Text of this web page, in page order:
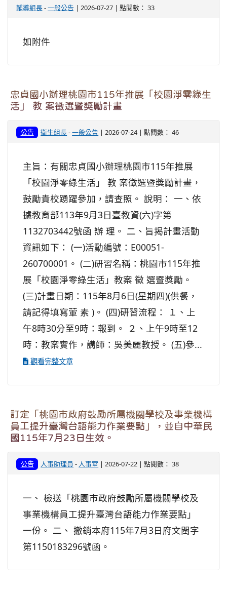
輔導組長-一般公告 | 2026-07-27 | 點閱數： 33
如附件
忠貞國小辦理桃園市115年推展「校園淨零綠生
活」 教 案徵選暨獎勵計畫
公告 衛生組長-一般公告 | 2026-07-24 | 點閱數： 46
主旨：有關忠貞國小辦理桃園市115年推展
「校園淨零綠生活」 教 案徵選暨獎勵計畫，
鼓勵貴校踴躍參加，請查照。 說明： 一、依
據教育部113年9月3日臺教資(六)字第
1132703442號函 辦 理。 二、旨揭計畫活動
資訊如下： (一)活動編號：E00051-
260700001。 (二)研習名稱：桃園市115年推
展「校園淨零綠生活」教案 徵 選暨獎勵。
(三)計畫日期：115年8月6日(星期四)(供餐，
請記得填寫葷 素 )。 (四)研習流程： １、上
午8時30分至9時：報到。 ２、上午9時至12
時：教案實作，講師：吳美麗教授。 (五)參...
觀看完整文章
訂定「桃園市政府鼓勵所屬機關學校及事業機構
員工提升臺灣台語能力作業要點」，並自中華民
國115年7月23日生效。
公告 人事助理員 - 人事室 | 2026-07-22 | 點閱數： 38
一、 檢送「桃園市政府鼓勵所屬機關學校及
事業機構員工提升臺灣台語能力作業要點」
一份。 二、 撤銷本府115年7月3日府文閩字
第1150183296號函。